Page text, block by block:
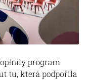
program
tu, která podpořila